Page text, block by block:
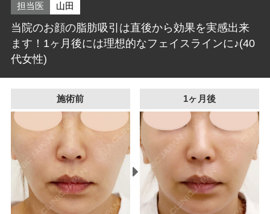
担当医 山田
当院のお顔の脂肪吸引は直後から効果を実感出来
ます！1ヶ月後には理想的なフェイスラインに♪(40
代女性)
施術前 1ヶ月後